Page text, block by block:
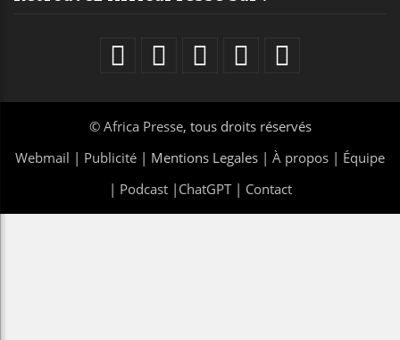
© Africa Presse, tous droits réservés
Webmail | Publicité | Mentions Legales | À propos | Équipe
| Podcast| ChatGPT| Contact